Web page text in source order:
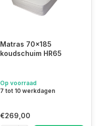
Matras 70x185
koudschuim HR65
Op voorraad
7 tot 10 werkdagen
€269,00